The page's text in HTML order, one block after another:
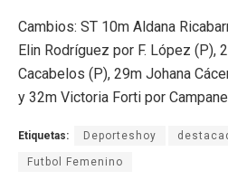
Cambios: ST 10m Aldana
Elin Rodríguez por F. López (P),
Cacabelos (P), 29m Johana
y 32m Victoria Forti por
Etiquetas: Deporteshoy
Futbol Femenino